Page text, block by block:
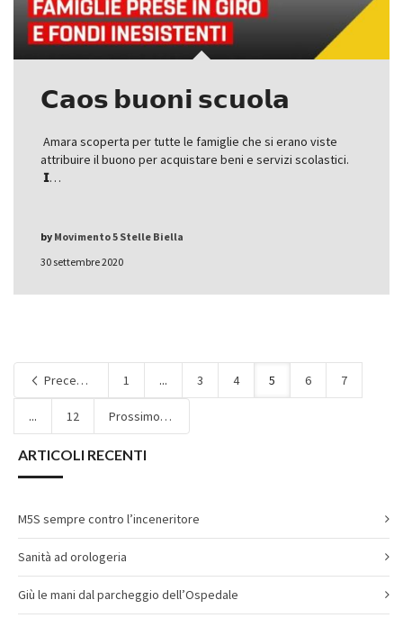
𝗖𝗮𝗼𝘀 𝗯𝘂𝗼𝗻𝗶 𝘀𝗰𝘂𝗼𝗹𝗮
Amara scoperta per tutte le famiglie che si erano viste
attribuire il buono per acquistare beni e servizi scolastici.
𝗜…
30 settembre 2020
by Movimento 5 Stelle Biella
Precedente 1 ... 3 4 5 6 7
... 12 Prossimo
ARTICOLI RECENTI
M5S sempre contro l’inceneritore
Sanità ad orologeria
Giù le mani dal parcheggio dell’Ospedale